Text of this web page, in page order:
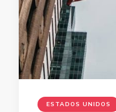
ESTADOS UNIDOS